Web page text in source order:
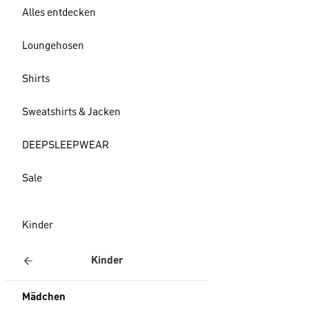
Alles entdecken
Loungehosen
Shirts
Sweatshirts & Jacken
DEEPSLEEPWEAR
Sale
Kinder
Kinder
Mädchen